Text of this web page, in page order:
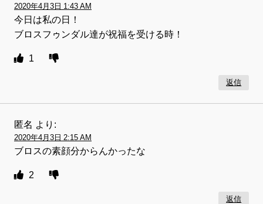
2020年4月3日 1:43 AM
今日は私の日！
ブロスフゥンダル達が祝福を受ける時！
1
返信
匿名 より:
2020年4月3日 2:15 AM
ブロスの素顔分からんかったな
2
返信